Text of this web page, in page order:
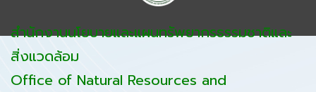
สำนักงานนโยบายและแผนทรัพยากรธรรมชาติและ
สิ่งแวดล้อม
Office of Natural Resources and